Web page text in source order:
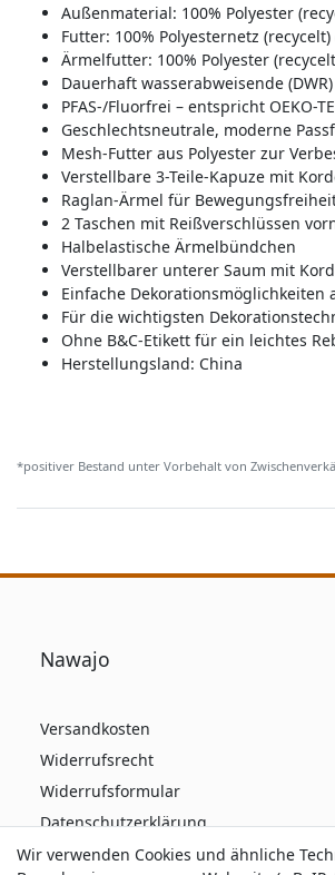
Außenmaterial: 100% Polyester
Futter: 100% Polyesternetz
Ärmelfutter: 100% Polyester
Dauerhaft wasserabweisende
PFAS-/Fluorfrei – entspricht OEKO-
Geschlechtsneutrale, moderne
Mesh-Futter aus Polyester zur
Verstellbare 3-Teile-Kapuze mit
Raglan-Ärmel für
2 Taschen mit Reißverschlüssen
Halbelastische Ärmelbündchen
Verstellbarer unterer Saum mit
Einfache
Für die wichtigsten
Ohne B&C-Etikett für ein leichtes
Herstellungsland: China
*positiver Bestand unter Vorbehalt von
Nawajo
Versandkosten
Widerrufsrecht
Widerrufsformular
Datenschutzerklärung
AGB
Wir verwenden Cookies und ähnliche
Wir verwenden Cookies und ähnliche